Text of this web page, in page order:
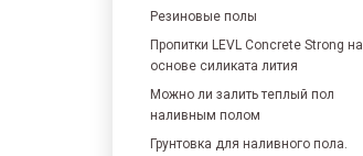
Резиновые полы
Пропитки LEVL Concrete Strong на
основе силиката лития
Можно ли залить теплый пол
наливным полом
Грунтовка для наливного пола.